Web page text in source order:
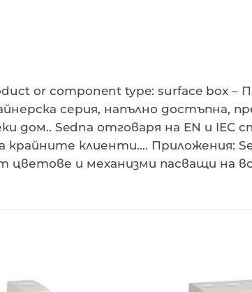
or component type: surface box
серия, напълно достъпна,
дом.. Sedna отговаря на EN и IEC
клиенти…. Приложения:
цветове и механизми пасващи на